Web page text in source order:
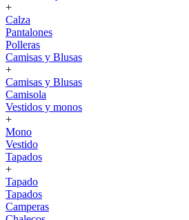
+
Calza
Pantalones
Polleras
Camisas y Blusas
+
Camisas y Blusas
Camisola
Vestidos y monos
+
Mono
Vestido
Tapados
+
Tapado
Tapados
Camperas